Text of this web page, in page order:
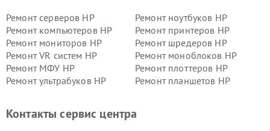
Ремонт серверов HP
Ремонт ноутбуков HP
Ремонт компьютеров HP
Ремонт принтеров HP
Ремонт мониторов HP
Ремонт шредеров HP
Ремонт VR систем HP
Ремонт моноблоков HP
Ремонт МФУ HP
Ремонт плоттеров HP
Ремонт ультрабуков HP
Ремонт планшетов HP
Контакты сервис центра